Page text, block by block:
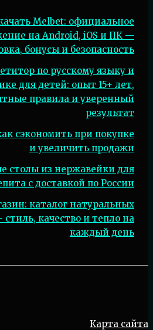
Melbet: официальное
на Android, iOS и ПК —
бонусы и безопасность
по русскому языку и
для детей: опыт 15+ лет,
правила и уверенный
результат
сэкономить при покупке
и увеличить продажи
столы из нержавейки для
с доставкой по России
каталог натуральных
качество и тепло на
каждый день
Карта сайта